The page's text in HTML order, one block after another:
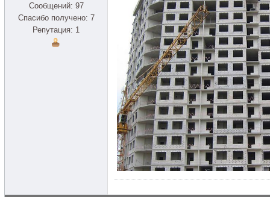
Сообщений: 97
Спасибо получено: 7
Репутация: 1